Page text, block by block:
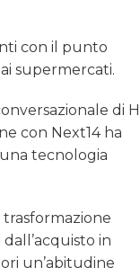
con il punto
supermercati.
di
con Next14 ha
tecnologia
trasformazione
in
un’abitudine